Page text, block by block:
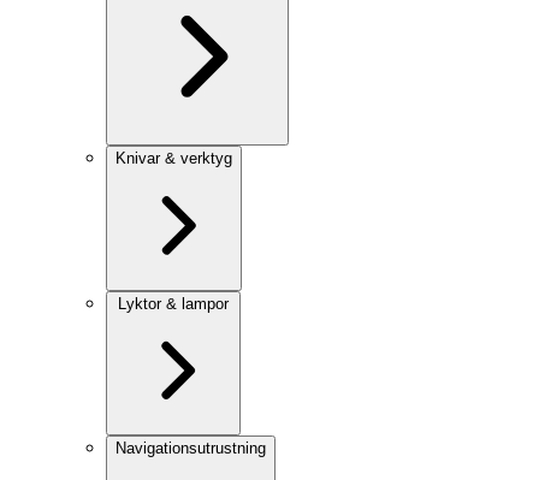
Knivar & verktyg
Lyktor & lampor
Navigationsutrustning